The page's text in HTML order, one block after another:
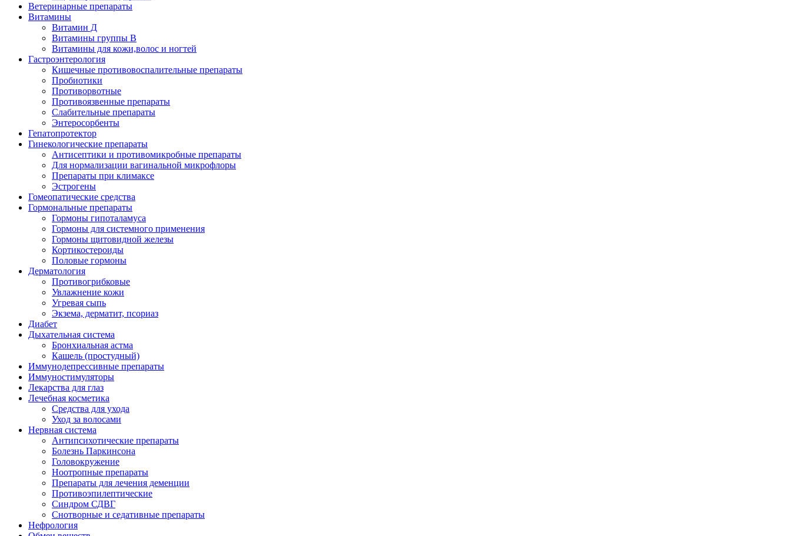
Ветеринарные препараты
Витамины
Витамин Д
Витамины группы В
Витамины для кожи,волос и ногтей
Гастроэнтерология
Кишечные противовоспалительные препараты
Пробиотики
Противорвотные
Противоязвенные препараты
Слабительные препараты
Энтеросорбенты
Гепатопротектор
Гинекологические препараты
Антисептики и противомикробные препараты
Для нормализации вагинальной микрофлоры
Препараты при климаксе
Эстрогены
Гомеопатические средства
Гормональные препараты
Гормоны гипоталамуса
Гормоны для системного применения
Гормоны щитовидной железы
Кортикостероиды
Половые гормоны
Дерматология
Противогрибковые
Увлажнение кожи
Угревая сыпь
Экзема, дерматит, псориаз
Диабет
Дыхательная система
Бронхиальная астма
Кашель (простудный)
Иммунодепрессивные препараты
Иммуностимуляторы
Лекарства для глаз
Лечебная косметика
Средства для ухода
Уход за волосами
Нервная система
Антипсихотические препараты
Болезнь Паркинсона
Головокружение
Ноотропные препараты
Препараты для лечения деменции
Противоэпилептические
Синдром СДВГ
Снотворные и седативные препараты
Нефрология